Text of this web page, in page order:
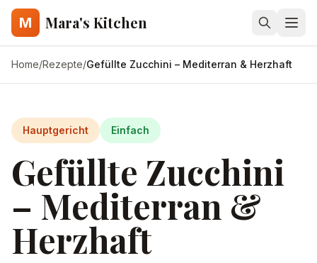
M Mara's Kitchen
Home/Rezepte/Gefüllte Zucchini – Mediterran & Herzhaft
Hauptgericht Einfach
Gefüllte Zucchini
– Mediterran &
Herzhaft